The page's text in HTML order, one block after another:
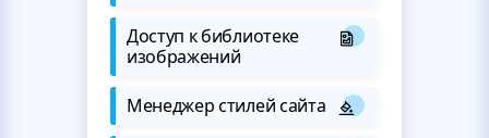
Доступ к библиотеке
изображений
Менеджер стилей сайта